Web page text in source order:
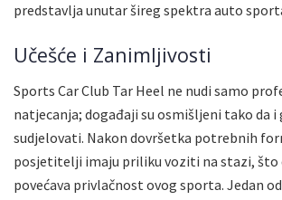
predstavlja unutar šireg spektra auto
Učešće i Zanimljivosti
Sports Car Club Tar Heel ne nudi samo
natjecanja; događaji su osmišljeni tako da
sudjelovati. Nakon dovršetka potrebnih
posjetitelji imaju priliku voziti na stazi, što
povećava privlačnost ovog sporta. Jedan